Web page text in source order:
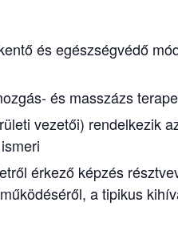
és egészségvédő
és masszázs
vezetői) rendelkezik
érkező képzés
a tipikus